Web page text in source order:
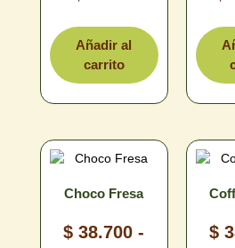
Añadir al
carrito
Choco Fresa
$ 38.700 -
$